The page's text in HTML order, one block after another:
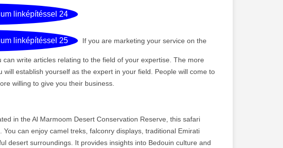
linképítéssel 24
linképítéssel 25 If you are marketing your service on the
write articles relating to the field of your expertise. The more
will establish yourself as the expert in your field. People will come to
willing to give you their business.
in the Al Marmoom Desert Conservation Reserve, this safari
can enjoy camel treks, falconry displays, traditional Emirati
desert surroundings. It provides insights into Bedouin culture and